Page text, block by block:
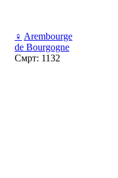
♀ Arembourge
de Bourgogne
Смрт: 1132